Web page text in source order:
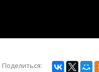
Поделиться: